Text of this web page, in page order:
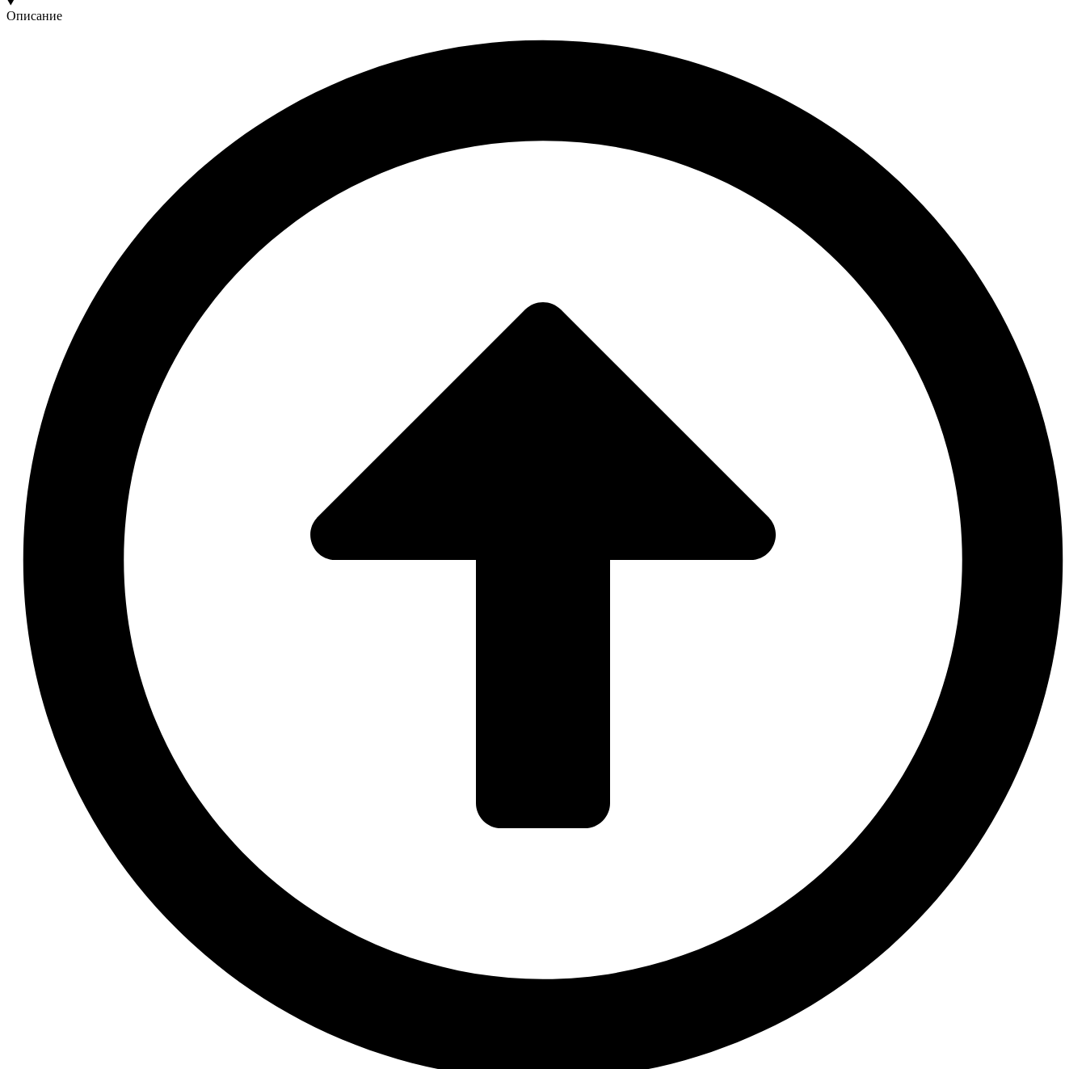
Описание